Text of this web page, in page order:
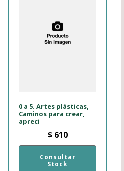
0 a 5. Artes plásticas,
Caminos para crear,
apreci
$610
Consultar
Stock